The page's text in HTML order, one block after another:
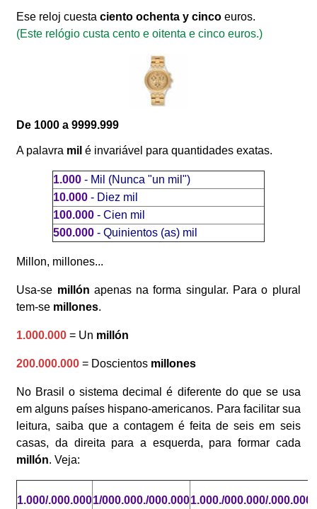
Ese reloj cuestaciento ochenta y cinco euros.
(Este relógio custa cento e oitenta e cinco euros.)
De 1000 a 9999.999
A palavra mil é invariável para quantidades exatas.
1.000- Mil (Nunca "un mil")
10.000- Diez mil
100.000- Cien mil
500.000- Quinientos (as) mil
Millon, millones...
Usa-se millón apenas na forma singular. Para o plural
tem-se millones.
1.000.000 = Un millón
200.000.000 = Doscientos millones
No Brasil o sistema decimal é diferente do que se usa
em alguns países hispano-americanos. Para facilitar sua
leitura, saiba que a contagem é feita de seis em seis
casas, da direita para a esquerda, para formar cada
millón. Veja:
1.000/.000.0001/000.000./000.0001.000./000.000/.000.000